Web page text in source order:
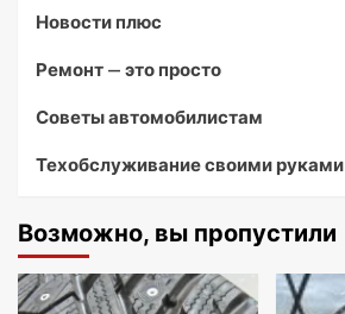
Новости плюс
Ремонт — это просто
Советы автомобилистам
Техобслуживание своими руками
Возможно, вы пропустили